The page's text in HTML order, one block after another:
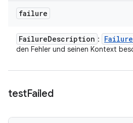
failure
FailureDescription : Failure
den Fehler und seinen Kontext
testFailed